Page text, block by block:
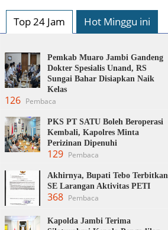
Top 24 Jam Hot Minggu ini
Pemkab Muaro Jambi Gandeng
Dokter Spesialis Unand, RS
Sungai Bahar Disiapkan Naik
Kelas
126 Pembaca
PKS PT SATU Boleh Beroperasi
Kembali, Kapolres Minta
Perizinan Dipenuhi
129 Pembaca
Akhirnya, Bupati Tebo Terbitkan
SE Larangan Aktivitas PETI
368 Pembaca
Kapolda Jambi Terima